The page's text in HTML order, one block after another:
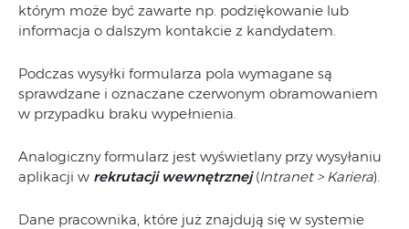
którym może być zawarte np. podziękowanie lub
informacja o dalszym kontakcie z kandydatem.
Podczas wysyłki formularza pola wymagane są
sprawdzane i oznaczane czerwonym obramowaniem
w przypadku braku wypełnienia.
Analogiczny formularz jest wyświetlany przy wysyłaniu
aplikacji w rekrutacji wewnętrznej(Intranet > Kariera).
Dane pracownika, które już znajdują się w systemie